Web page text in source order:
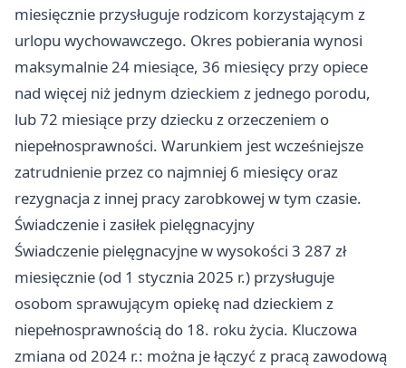
miesięcznie przysługuje rodzicom korzystającym z
urlopu wychowawczego. Okres pobierania wynosi
maksymalnie 24 miesiące, 36 miesięcy przy opiece
nad więcej niż jednym dzieckiem z jednego porodu,
lub 72 miesiące przy dziecku z orzeczeniem o
niepełnosprawności. Warunkiem jest wcześniejsze
zatrudnienie przez co najmniej 6 miesięcy oraz
rezygnacja z innej pracy zarobkowej w tym czasie.
Świadczenie i zasiłek pielęgnacyjny
Świadczenie pielęgnacyjne w wysokości 3 287 zł
miesięcznie (od 1 stycznia 2025 r.) przysługuje
osobom sprawującym opiekę nad dzieckiem z
niepełnosprawnością do 18. roku życia. Kluczowa
zmiana od 2024 r.: można je łączyć z pracą zawodową